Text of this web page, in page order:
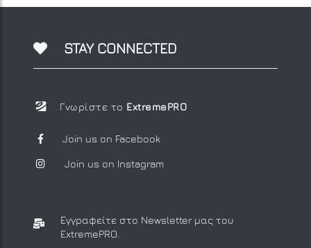
STAY CONNECTED
Γνωρίστε το ExtremePRO
Join us on Facebook
Join us on Instagram
Εγγραφείτε στο Newsletter μας του
ExtremePRO.